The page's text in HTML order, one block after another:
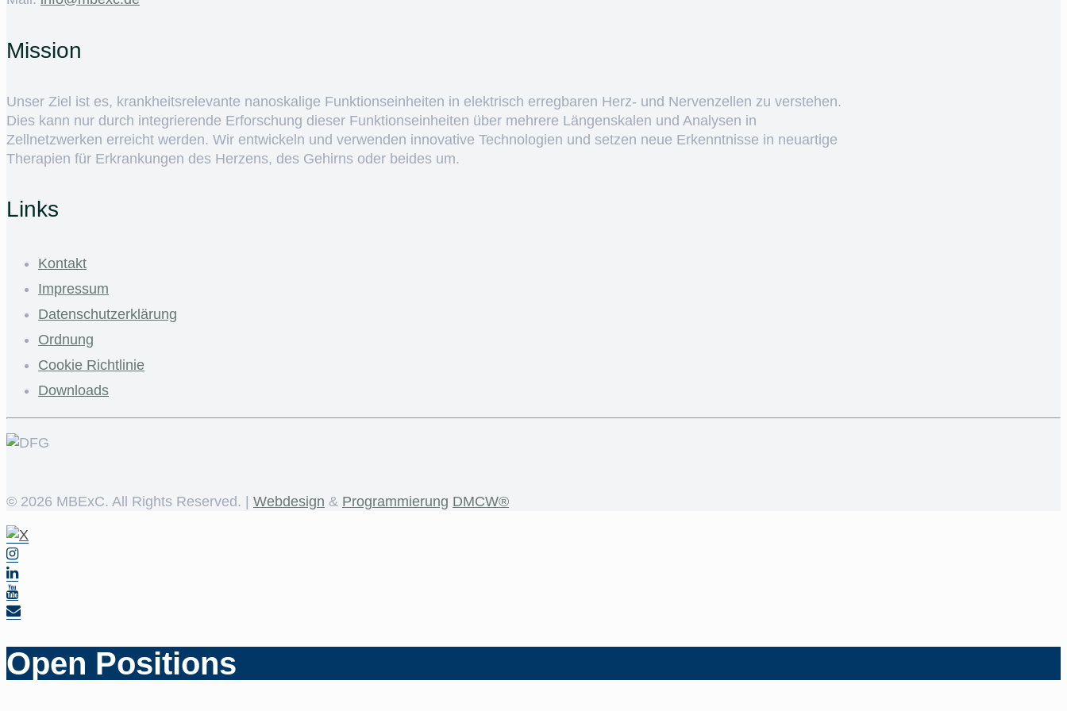
Mission
Unser Ziel ist es, krankheitsrelevante nanoskalige Funktionseinheiten in elektrisch erregbaren Herz- und Nervenzellen zu verstehen.
Dies kann nur durch integrierende Erforschung dieser Funktionseinheiten über mehrere Längenskalen und Analysen in
Zellnetzwerken erreicht werden. Wir entwickeln und verwenden innovative Technologien und setzen neue Erkenntnisse in neuartige
Therapien für Erkrankungen des Herzens, des Gehirns oder beides um.
Links
Kontakt
Impressum
Datenschutzerklärung
Ordnung
Cookie Richtlinie
Downloads
© 2026 MBExC. All Rights Reserved. | Webdesign & Programmierung DMCW®
Open Positions